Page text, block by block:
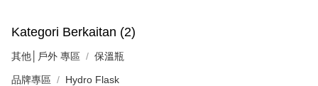
Kategori Berkaitan (2)
其他│戶外 專區 保溫瓶
品牌專區 Hydro Flask